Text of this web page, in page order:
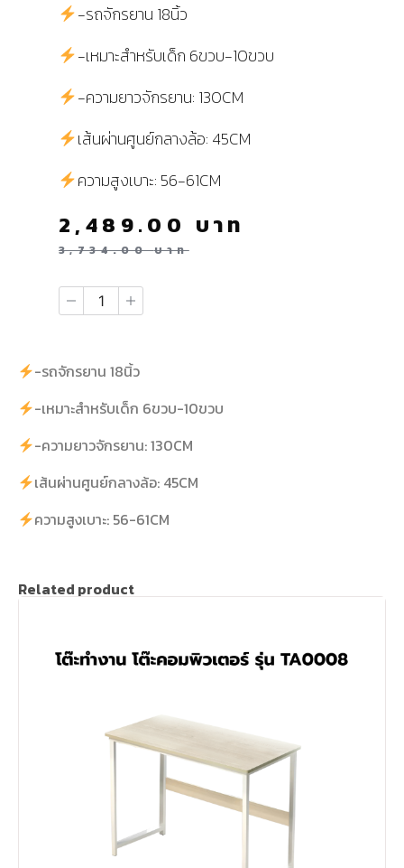
-รถจักรยาน 18นิ้ว
-เหมาะสำหรับเด็ก 6ขวบ-10ขวบ
-ความยาวจักรยาน: 130CM
เส้นผ่านศูนย์กลางล้อ: 45CM
ความสูงเบาะ: 56-61CM
3,734.00บาท
2,489.00 บาท
-รถจักรยาน 18นิ้ว
-เหมาะสำหรับเด็ก 6ขวบ-10ขวบ
-ความยาวจักรยาน: 130CM
เส้นผ่านศูนย์กลางล้อ: 45CM
ความสูงเบาะ: 56-61CM
Related product